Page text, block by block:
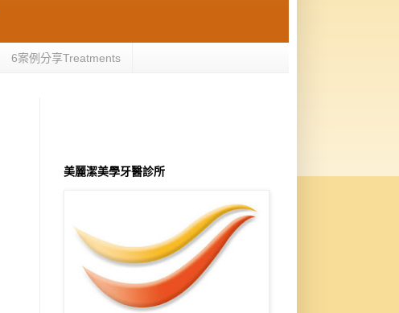
6案例分享Treatments
美麗潔美學牙醫診所